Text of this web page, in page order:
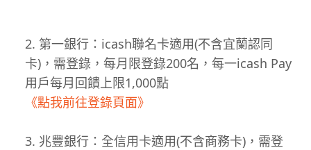
第一銀行：icash聯名卡適用(不含宜蘭認同
卡)，需登錄，每月限登錄200名，每一icash Pay
用戶每月回饋上限1,000點
《點我前往登錄頁面》
兆豐銀行：全信用卡適用(不含商務卡)，需登